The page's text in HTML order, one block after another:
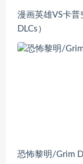
漫画英雄VS卡
DLCs）
恐怖黎明/Grim